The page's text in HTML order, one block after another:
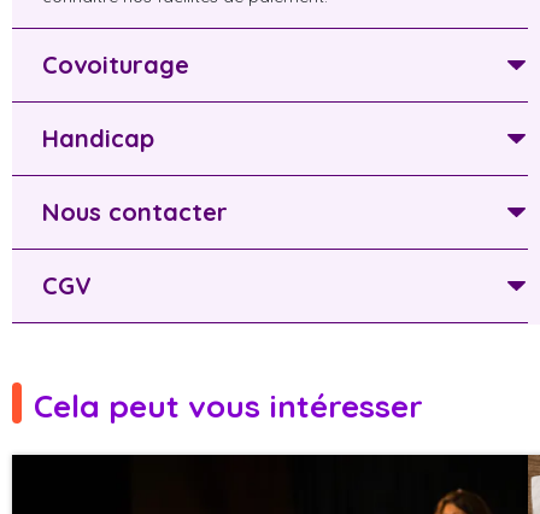
Covoiturage
Handicap
Nous contacter
CGV
Cela peut vous intéresser